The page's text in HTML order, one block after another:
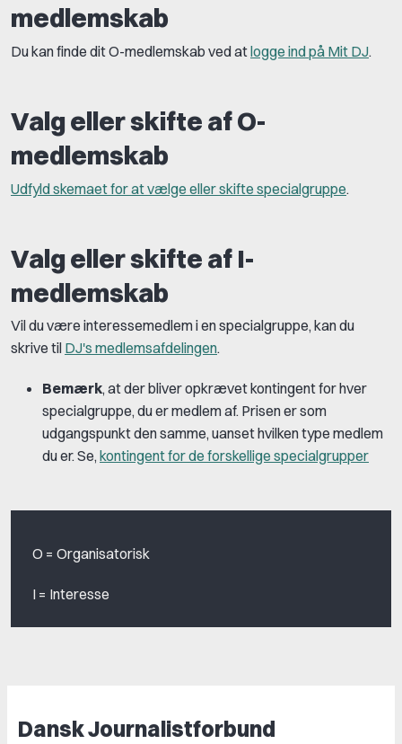
medlemskab
Du kan finde dit O-medlemskab ved atlogge ind på Mit DJ.
Valg eller skifte af O-
medlemskab
Udfyld skemaet for at vælge eller skifte specialgruppe.
Valg eller skifte af I-
medlemskab
Vil du være interessemedlem i en specialgruppe, kan du
skrive til DJ's medlemsafdelingen.
Bemærk, at der bliver opkrævet kontingent for hver
specialgruppe, du er medlem af. Prisen er som
udgangspunkt den samme, uanset hvilken type medlem
du er. Se, kontingent for de forskellige specialgrupper
O = Organisatorisk
I = Interesse
Dansk Journalistforbund